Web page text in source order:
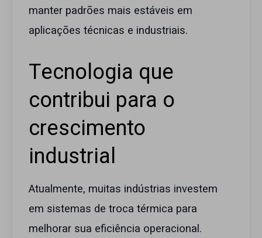
manter padrões mais estáveis em
aplicações técnicas e industriais.
Tecnologia que
contribui para o
crescimento
industrial
Atualmente, muitas indústrias investem
em sistemas de troca térmica para
melhorar sua eficiência operacional.